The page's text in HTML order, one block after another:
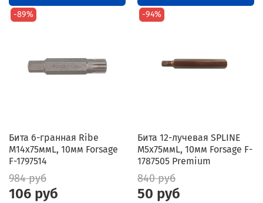
-89%
Бита 6-гранная Ribe
M14х75ммL, 10мм Forsage
F-1797514
984 руб
106 руб
-94%
Бита 12-лучевая SPLINE
M5х75ммL, 10мм Forsage F-
1787505 Premium
840 руб
50 руб